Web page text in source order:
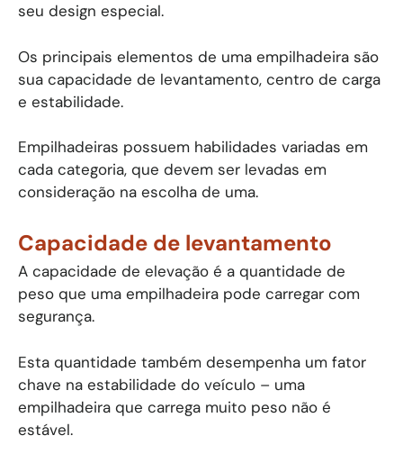
seu design especial.
Os principais elementos de uma empilhadeira são
sua capacidade de levantamento, centro de carga
e estabilidade.
Empilhadeiras possuem habilidades variadas em
cada categoria, que devem ser levadas em
consideração na escolha de uma.
Capacidade de levantamento
A capacidade de elevação é a quantidade de
peso que uma empilhadeira pode carregar com
segurança.
Esta quantidade também desempenha um fator
chave na estabilidade do veículo – uma
empilhadeira que carrega muito peso não é
estável.